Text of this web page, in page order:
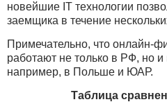
новейшие IT технологии
заемщика в течение
Примечательно, что онлайн-
работают не только в РФ, но и
например, в Польше и ЮАР.
Таблица